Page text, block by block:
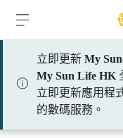
立即更新 My
My Sun Life HK
立即更新應用程
的數碼服務。